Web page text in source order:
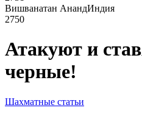
Вишванатан АнандИндия
2750
Атакуют и
черные!
Шахматные статьи